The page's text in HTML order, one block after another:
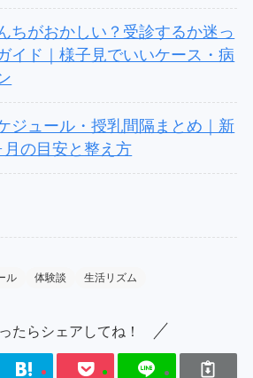
ちがおかしい？受診するか迷っ
イド｜様子見でいいケース・病
ジュール・授乳間隔まとめ｜新
の目安と整え方
ル 体験談 生活リズム
たらシェアしてね！